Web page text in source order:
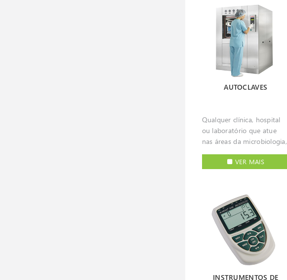
azoto e de adaptar sistema
de racks e caixas para
maior segurança,
organização e facilidade de
biológicas ou materiais
sensíveis a partículas. Estas
operações devem ser
realizadas em cabines de
fluxo laminar, em que
fluxos de ar são
cuidadosamente
e filtrados, idealmente
condições de trabalho com
baixo consumo energético
e simplicidade de utilização
e manutenção. Dispomos
de soluções para todas as
e risco e exigência de
qualquer laboratório.
AUTOCLAVES
Qualquer clínica, hospital
ou laboratório que atue
nas áreas da microbiologia,
micologia, medicina,
farmacêutica e alimentação
de instrumentos, material e
resíduos. Os autoclaves são
os equipamentos que
respondem de forma mais
eficaz a essa necessidade
conseguindo, através da
aplicação de vapor a alta
VER MAIS
INSTRUMENTOS DE